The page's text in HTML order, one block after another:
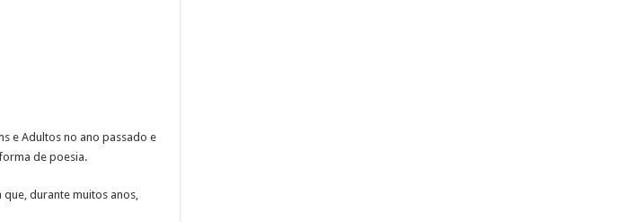
e Adultos no ano passado e
de poesia.
durante muitos anos,